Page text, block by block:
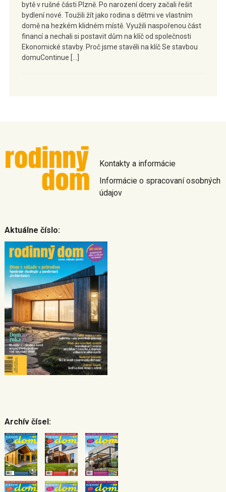
bytě v rušné části Plzně. Po narození dcery začali řešit
bydlení nové. Toužili žít jako rodina s dětmi ve vlastním
domě na hezkém klidném místě. Využili naspořenou část
financí a nechali si postavit dům na klíč od společnosti
Ekonomické stavby. Proč jsme stavěli na klíč Se stavbou
domuContinue […]
Kontakty a informácie
Informácie o spracovaní osobných
údajov
Aktuálne číslo:
Archív čísel: